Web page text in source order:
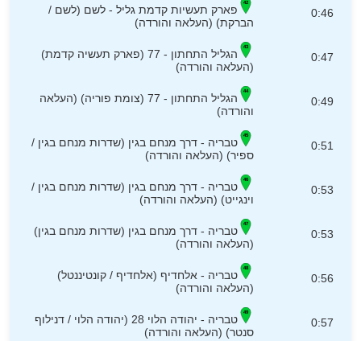
0:46
פארק תעשיות קדמת גליל - לשם (לשם /
הברקת) (העלאה והורדה)
0:47
הגליל התחתון - 77 (פארק תעשיה קדמת)
(העלאה והורדה)
0:49
הגליל התחתון - 77 (צומת פוריה) (העלאה
והורדה)
0:51
טבריה - דרך מנחם בגין (שדרות מנחם בגין /
ספיר) (העלאה והורדה)
0:53
טבריה - דרך מנחם בגין (שדרות מנחם בגין /
וינגייט) (העלאה והורדה)
0:53
טבריה - דרך מנחם בגין (שדרות מנחם בגין)
(העלאה והורדה)
0:56
טבריה - אלחדיף (אלחדיף / קונטיננטל)
(העלאה והורדה)
0:57
טבריה - יהודה הלוי 28 (יהודה הלוי / דנילוף
סנטר) (העלאה והורדה)